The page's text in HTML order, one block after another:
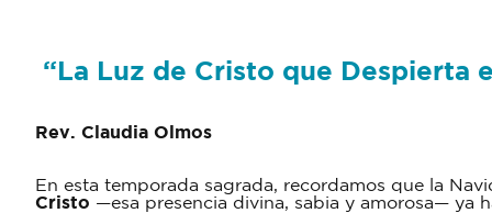
“ La Luz de Cristo que Despierta
Rev. Claudia Olmos
En esta temporada sagrada, recordamos que la
Cristo —esa presencia divina, sabia y amorosa— ya